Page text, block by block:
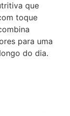
que
toque
para uma
do dia.